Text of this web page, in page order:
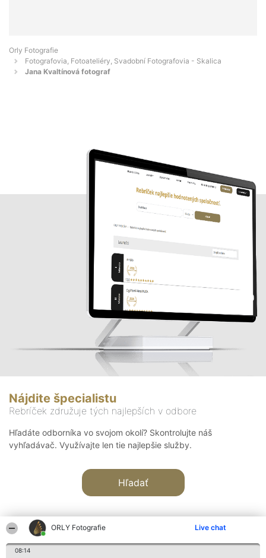
ORLY Fotografie Live chat
08:14
Orly Fotografie
Fotografovia, Fotoateliéry, Svadobní Fotografovia - Skalica
Jana Kvaltínová fotograf
Nájdite špecialistu
Rebríček združuje tých najlepších v odbore
Hľadáte odborníka vo svojom okolí? Skontrolujte náš
vyhľadávač. Využívajte len tie najlepšie služby.
Hľadať